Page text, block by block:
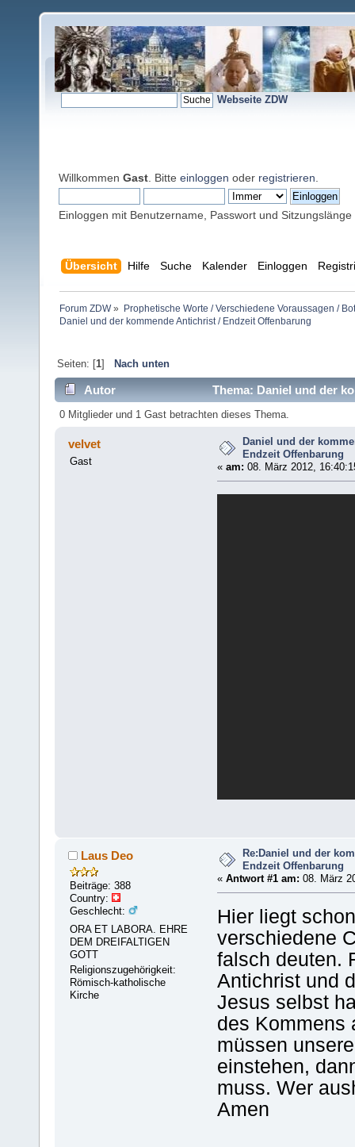
Webseite ZDW
Willkommen Gast . Bitte einloggen oder registrieren
Einloggen mit Benutzername, Passwort und Sitzungslänge
Übersicht Hilfe Suche Kalender Einloggen
Forum ZDW»
Prophetische Worte / Verschiedene Voraussagen /
Daniel und der kommende Antichrist / Endzeit Offenbarung
Seiten: [1] Nach unten
Autor Thema: Daniel und der
0 Mitglieder und 1 Gast betrachten dieses Thema.
velvet
Gast
Daniel und der
Endzeit Offenbarung
« am: 08. März 2012,
Laus Deo
Beiträge: 388
Country:
Geschlecht:
ORA ET LABORA. EHRE
DEM DREIFALTIGEN
GOTT
Religionszugehörigkeit:
Römisch-katholische
Kirche
Re:Daniel und der
Endzeit Offenbarung
« Antwort #1 am: 08. März
Hier liegt
verschiedene
falsch deuten.
Antichrist und
Jesus selbst
des Kommens
müssen
einstehen,
muss. Wer
Amen